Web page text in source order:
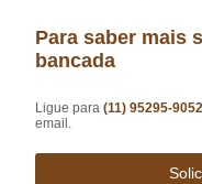
Para saber mais
bancada
Ligue para(11) 95295-
email.